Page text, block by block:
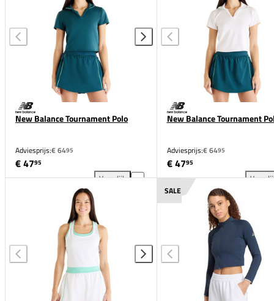
New Balance Tournament Polo
Adviesprijs:€ 6495
€ 4795
Vergelijk
New Balance Tournament Polo toevoegen aan
New Balance Tournament
Adviesprijs:€ 6495
€ 4795
SALE